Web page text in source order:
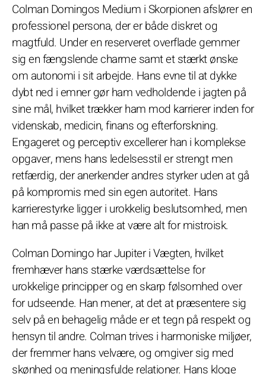
Colman Domingos Medium i Skorpionen afslører en
professionel persona, der er både diskret og
magtfuld. Under en reserveret overflade gemmer
sig en fængslende charme samt et stærkt ønske
om autonomi i sit arbejde. Hans evne til at dykke
dybt ned i emner gør ham vedholdende i jagten på
sine mål, hvilket trækker ham mod karrierer inden for
videnskab, medicin, finans og efterforskning.
Engageret og perceptiv excellerer han i komplekse
opgaver, mens hans ledelsesstil er strengt men
retfærdig, der anerkender andres styrker uden at gå
på kompromis med sin egen autoritet. Hans
karrierestyrke ligger i urokkelig beslutsomhed, men
han må passe på ikke at være alt for mistroisk.
Colman Domingo har Jupiter i Vægten, hvilket
fremhæver hans stærke værdsættelse for
urokkelige principper og en skarp følsomhed over
for udseende. Han mener, at det at præsentere sig
selv på en behagelig måde er et tegn på respekt og
hensyn til andre. Colman trives i harmoniske miljøer,
der fremmer hans velvære, og omgiver sig med
skønhed og meningsfulde relationer. Hans kloge